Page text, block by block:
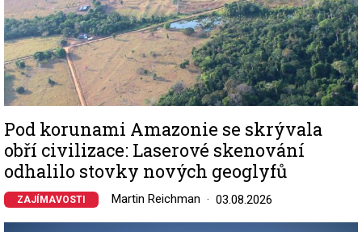
Pod korunami Amazonie se skrývala
obří civilizace: Laserové skenování
odhalilo stovky nových geoglyfů
ZAJÍMAVOSTI Martin Reichman 03.08.2026